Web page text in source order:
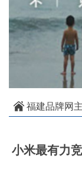
福建品牌网
小米最有力